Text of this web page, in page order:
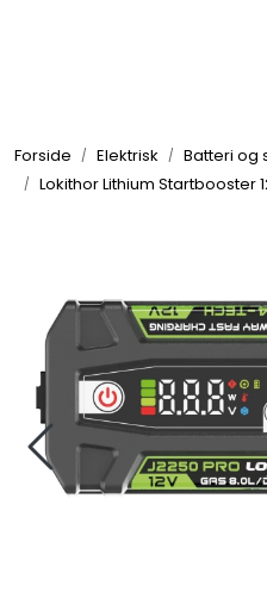
Forside Elektrisk Batteri og
Lokithor Lithium Startbooster
Elektrisk
Komfort
VVS
Motor/Styring